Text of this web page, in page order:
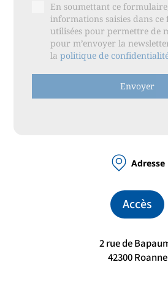
Adresse
Accès
2 rue de
42300 Roanne
En soumettant ce
informations saisies dans
utilisées pour permettre de
pour m’envoyer la
lapolitique de
Envoyer